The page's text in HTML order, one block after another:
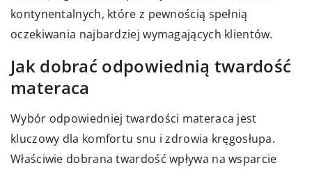
kontynentalnych, które z pewnością spełnią
oczekiwania najbardziej wymagających klientów.
Jak dobrać odpowiednią twardość
materaca
Wybór odpowiedniej twardości materaca jest
kluczowy dla komfortu snu i zdrowia kręgosłupa.
Właściwie dobrana twardość wpływa na wsparcie